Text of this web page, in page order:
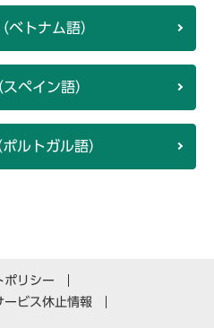
トナム語）
ペイン語）
ルトガル語）
ポリシー
ービス休止情報